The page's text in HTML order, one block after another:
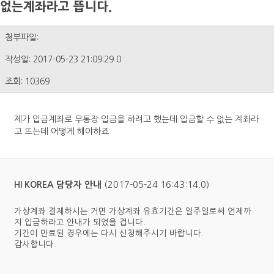
없는계좌라고 뜹니다.
첨부파일:
작성일: 2017-05-23 21:09:29.0
조회: 10369
제가 입금계좌로 무통장 입금을 하려고 했는데 입금할 수 없는 계좌라
고 뜨는데 어떻게 해야하죠
HI KOREA 담당자 안내 (2017-05-24 16:43:14.0)
가상계좌 결제하시는 거면 가상계좌 유효기간은 일주일로써 언제까
지 입금하라고 안내가 되었을 겁니다.
기간이 만료된 경우에는 다시 신청해주시기 바랍니다.
감사합니다.